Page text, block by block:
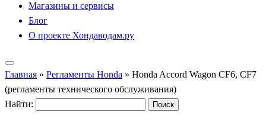
Магазины и сервисы
Блог
О проекте Хондаводам.ру
Главная » Регламенты Honda » Honda Accord Wagon CF6, CF7
(регламенты технического обслуживания)
Найти: